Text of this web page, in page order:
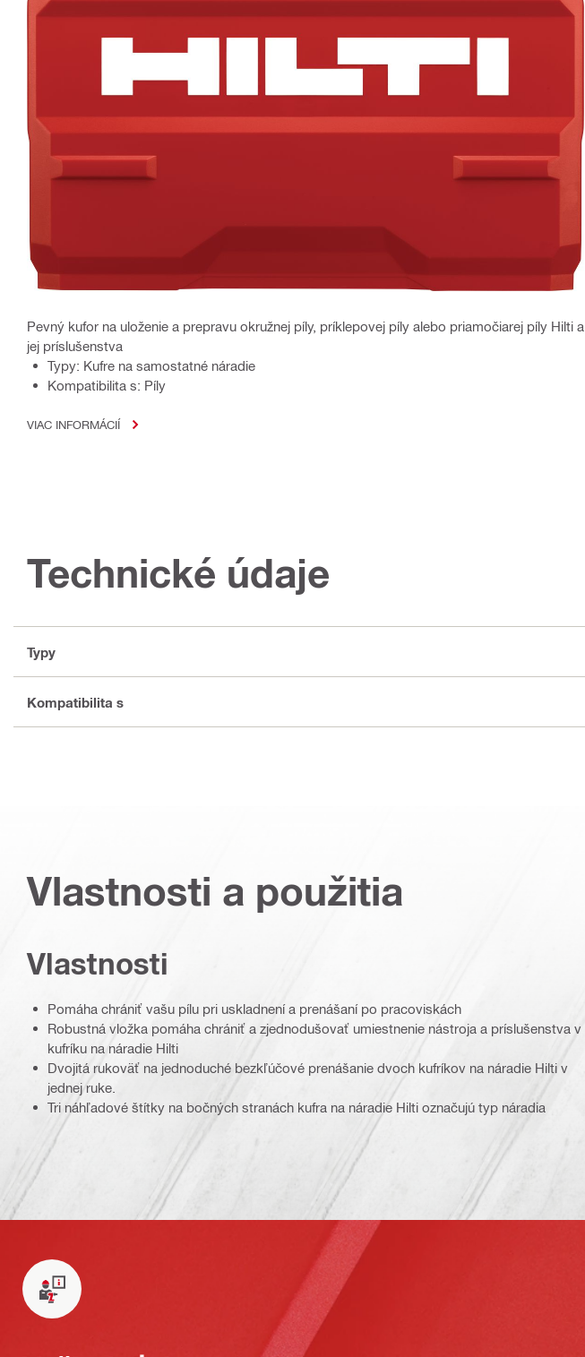
Pevný kufor na uloženie a prepravu okružnej píly, príklepovej píly alebo priamočiarej píly Hilti a
jej príslušenstva
Typy: Kufre na samostatné náradie
Kompatibilita s: Píly
VIAC INFORMÁCIÍ
Technické údaje
Typy
Kompatibilita s
Vlastnosti a použitia
Vlastnosti
Pomáha chrániť vašu pílu pri uskladnení a prenášaní po pracoviskách
Robustná vložka pomáha chrániť a zjednodušovať umiestnenie nástroja a príslušenstva v
kufríku na náradie Hilti
Dvojitá rukoväť na jednoduché bezkľúčové prenášanie dvoch kufríkov na náradie Hilti v
jednej ruke.
Tri náhľadové štítky na bočných stranách kufra na náradie Hilti označujú typ náradia